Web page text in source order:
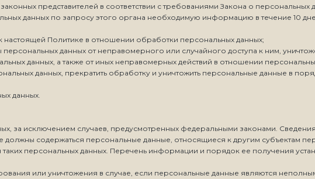
представителей в соответствии с требованиями Закона о персональных
данных по запросу этого органа необходимую информацию в течение 10
Политике в отношении обработки персональных данных;
данных от неправомерного или случайного доступа к ним,
данных, а также от иных неправомерных действий в отношении
данных, прекратить обработку и уничтожить персональные данные в
данных.
за исключением случаев, предусмотренных федеральными законами.
содержаться персональные данные, относящиеся к другим субъектам
персональных данных. Перечень информации и порядок ее получения
или уничтожения в случае, если персональные данные являются